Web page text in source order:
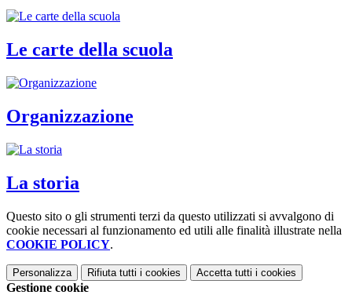
Le carte della scuola
Organizzazione
La storia
Questo sito o gli strumenti terzi da questo utilizzati si avvalgono di
cookie necessari al funzionamento ed utili alle finalità illustrate nella
COOKIE POLICY.
Personalizza Rifiuta tutti i cookies Accetta tutti i cookies
Gestione cookie